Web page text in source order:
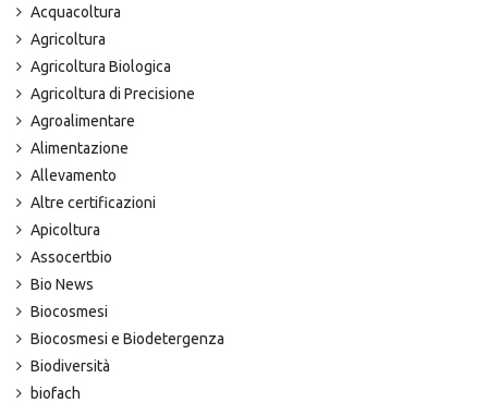
Acquacoltura
Agricoltura
Agricoltura Biologica
Agricoltura di Precisione
Agroalimentare
Alimentazione
Allevamento
Altre certificazioni
Apicoltura
Assocertbio
Bio News
Biocosmesi
Biocosmesi e Biodetergenza
Biodiversità
biofach